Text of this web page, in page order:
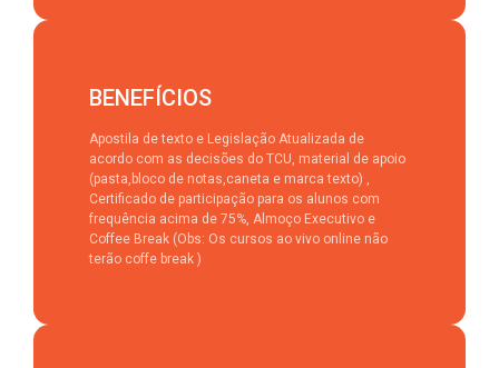
BENEFÍCIOS
Apostila de texto e Legislação Atualizada de
acordo com as decisões do TCU, material de apoio
(pasta,bloco de notas,caneta e marca texto) ,
Certificado de participação para os alunos com
frequência acima de 75%, Almoço Executivo e
Coffee Break (Obs: Os cursos ao vivo online não
terão coffe break )